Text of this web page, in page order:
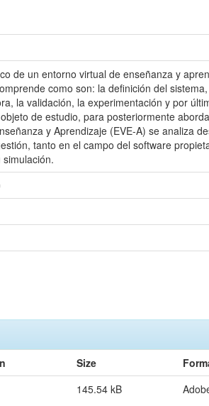
de un entorno virtual de enseñanza y
como son: la definición del
la validación, la experimentación y por
de estudio, para posteriormente
y Aprendizaje (EVE-A) se analiza
tanto en el campo del software
Size
145.54 kB